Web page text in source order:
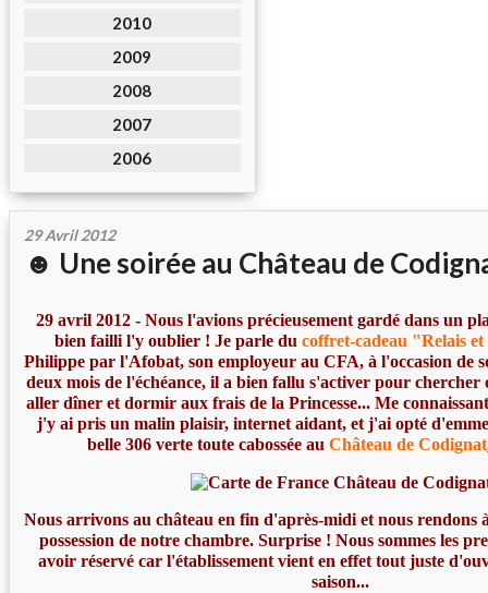
2010
2009
2008
2007
2006
29 Avril 2012
☻ Une soirée au Château de
29 avril 2012 - Nous l'avions précieusement gardé dans un
bien failli l'y oublier ! Je parle du coffret-cadeau "Relais
Philippe par l'Afobat, son employeur au CFA, à l'occasion de
deux mois de l'échéance, il a bien fallu s'activer pour
aller dîner et dormir aux frais de la Princesse... Me
j'y ai pris un malin plaisir, internet aidant, et j'ai opté
belle 306 verte toute cabossée auChâteau de Codignat
Nous arrivons au château en fin d'après-midi et nous rendons
possession de notre chambre. Surprise ! Nous sommes les
avoir réservé car l'établissement vient en effet tout juste
saison...